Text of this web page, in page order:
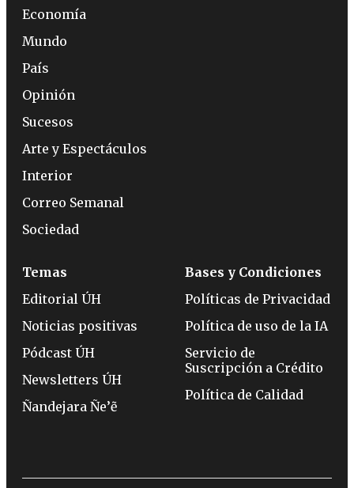
Economía
Mundo
País
Opinión
Sucesos
Arte y Espectáculos
Interior
Correo Semanal
Sociedad
Temas
Editorial ÚH
Noticias positivas
Pódcast ÚH
Newsletters ÚH
Ñandejara Ñe’ẽ
Bases y Condiciones
Políticas de Privacidad
Política de uso de la IA
Servicio de
Suscripción a Crédito
Política de Calidad